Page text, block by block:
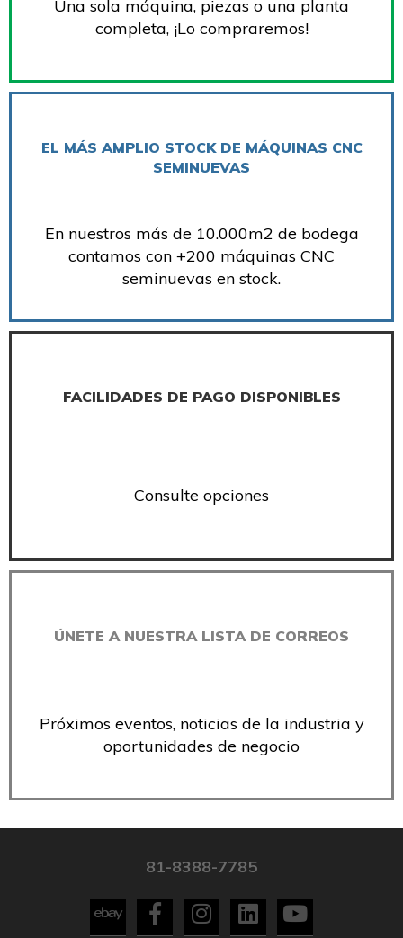
Una sola máquina, piezas o una planta
completa, ¡Lo compraremos!
EL MÁS AMPLIO STOCK DE MÁQUINAS CNC
SEMINUEVAS
En nuestros más de 10.000m2 de bodega
contamos con +200 máquinas CNC
seminuevas en stock.
FACILIDADES DE PAGO DISPONIBLES
Consulte opciones
ÚNETE A NUESTRA LISTA DE CORREOS
Próximos eventos, noticias de la industria y
oportunidades de negocio
81-8388-7785